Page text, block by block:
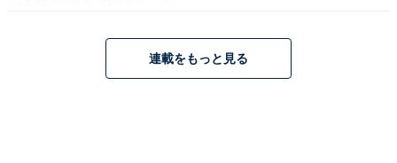
連載をもっと見る